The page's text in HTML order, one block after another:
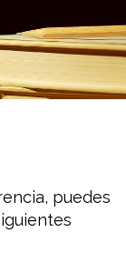
puedes